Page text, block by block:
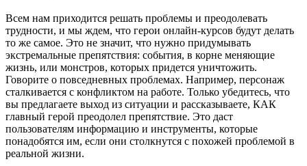
Всем нам приходится решать проблемы и преодолевать
трудности, и мы ждем, что герои онлайн-курсов будут делать
то же самое. Это не значит, что нужно придумывать
экстремальные препятствия: события, в корне меняющие
жизнь, или монстров, которых придется уничтожить.
Говорите о повседневных проблемах. Например, персонаж
сталкивается с конфликтом на работе. Только убедитесь, что
вы предлагаете выход из ситуации и рассказываете, КАК
главный герой преодолел препятствие. Это даст
пользователям информацию и инструменты, которые
понадобятся им, если они столкнутся с похожей проблемой в
реальной жизни.